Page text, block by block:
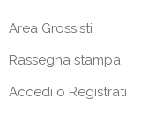
Area Grossisti
Rassegna stampa
Accedi o Registrati